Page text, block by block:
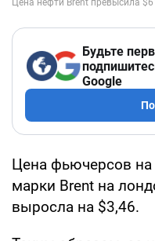
Будьте
Google
Цена фьючерсов
марки Brent на
выросла на $3,46.